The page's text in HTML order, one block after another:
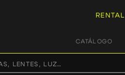
RENTAL
CATÁLOGO